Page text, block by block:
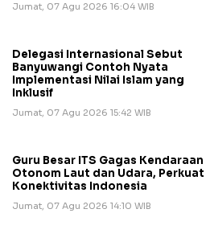
Jumat, 07 Agu 2026 16:04 WIB
Delegasi Internasional Sebut
Banyuwangi Contoh Nyata
Implementasi Nilai Islam yang
Inklusif
Jumat, 07 Agu 2026 15:42 WIB
Guru Besar ITS Gagas Kendaraan
Otonom Laut dan Udara, Perkuat
Konektivitas Indonesia
Jumat, 07 Agu 2026 14:10 WIB